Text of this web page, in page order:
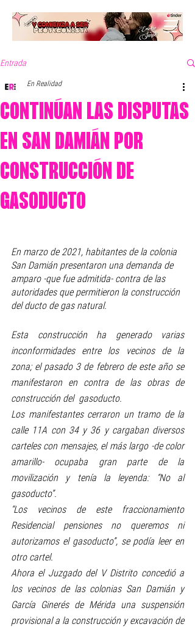
Entrada
CONTINÚAN LAS DISPUTAS
EN SAN DAMIÁN POR
CONSTRUCCIÓN DE
GASODUCTO
En Realidad
En marzo de 2021, habitantes de la colonia
San Damián presentaron una demanda de
amparo -que fue admitida- contra de las
autoridades que permitieron la construcción
del ducto de gas natural.
Esta construcción ha generado varias
inconformidades entre los vecinos de la
zona; el pasado 3 de febrero de este año se
manifestaron en contra de las obras de
construcción del  gasoducto.
Los manifestantes cerraron un tramo de la
calle 11A con 34 y 36 y cargaban diversos
carteles con mensajes, el más largo -de color
amarillo- ocupaba gran parte de la
movilización y tenía la leyenda: “No al
gasoducto”.
“Los vecinos de este fraccionamiento
Residencial pensiones no queremos ni
autorizamos el gasoducto”, se podía leer en
otro cartel.
Ahora el Juzgado del V Distrito concedió a
los vecinos de las colonias San Damián y
García Ginerés de Mérida una suspensión
provisional a la construcción y excavación de